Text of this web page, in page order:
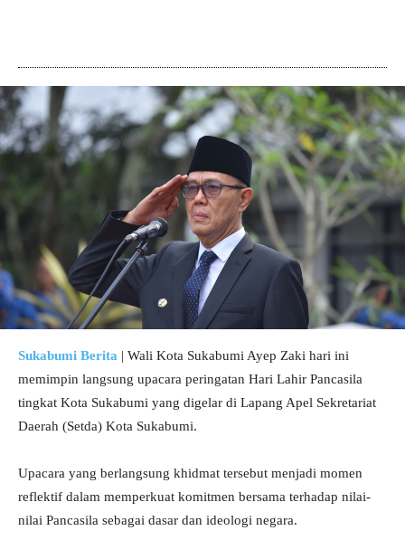
Sukabumi Berita | Wali Kota Sukabumi Ayep Zaki hari ini
memimpin langsung upacara peringatan Hari Lahir Pancasila
tingkat Kota Sukabumi yang digelar di Lapang Apel Sekretariat
Daerah (Setda) Kota Sukabumi.
Upacara yang berlangsung khidmat tersebut menjadi momen
reflektif dalam memperkuat komitmen bersama terhadap nilai-
nilai Pancasila sebagai dasar dan ideologi negara.